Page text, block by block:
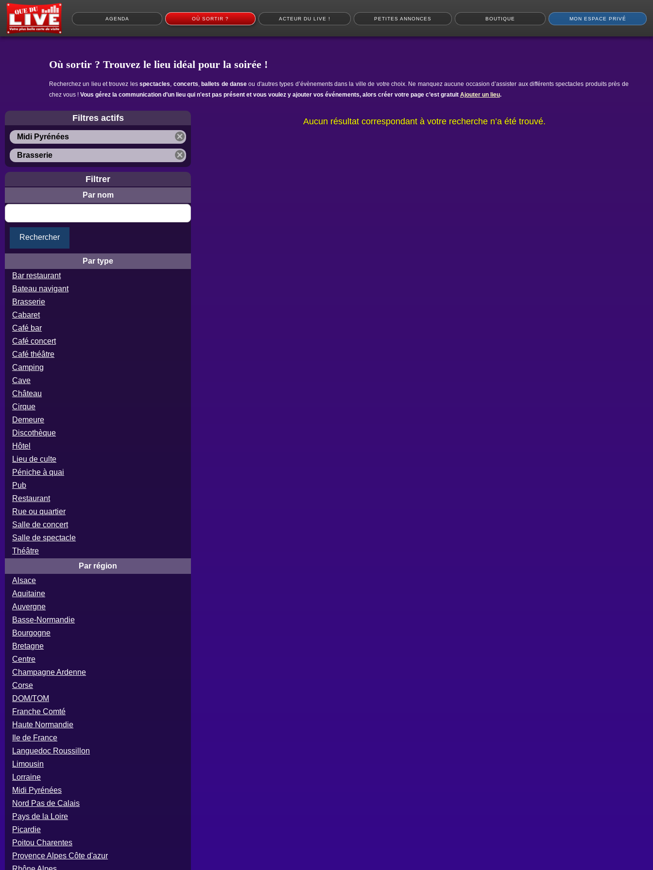
AGENDA OÙ SORTIR ? ACTEUR DU LIVE ! PETITES ANNONCES BOUTIQUE MON ESPACE PRIVÉ
Où sortir ? Trouvez le lieu idéal pour la soirée !
Recherchez un lieu et trouvez lesspectacles concerts ,ballets de danseou d'autres types d’évènements dans la ville de votre choix. Ne manquez aucune occasion d’assister aux différents spectacles produits près de
chez vous ! Vous gérez la communication d’un lieu qui n'est pas présent et vous voulez y ajouter vos événements, alors créer votre page c’est gratuit Ajouter un lieu.
Filtres actifs
Midi Pyrénées
Brasserie
Filtrer
Par nom
Rechercher
Par type
Bar restaurant
Bateau navigant
Brasserie
Cabaret
Café bar
Café concert
Café théâtre
Camping
Cave
Château
Cirque
Demeure
Discothèque
Hôtel
Lieu de culte
Péniche à quai
Pub
Restaurant
Rue ou quartier
Salle de concert
Salle de spectacle
Théâtre
Par région
Alsace
Aquitaine
Auvergne
Basse-Normandie
Bourgogne
Bretagne
Centre
Champagne Ardenne
Corse
DOM/TOM
Franche Comté
Haute Normandie
Ile de France
Languedoc Roussillon
Limousin
Lorraine
Midi Pyrénées
Nord Pas de Calais
Pays de la Loire
Picardie
Poitou Charentes
Provence Alpes Côte d'azur
Aucun résultat correspondant à votre recherche n’a été trouvé.